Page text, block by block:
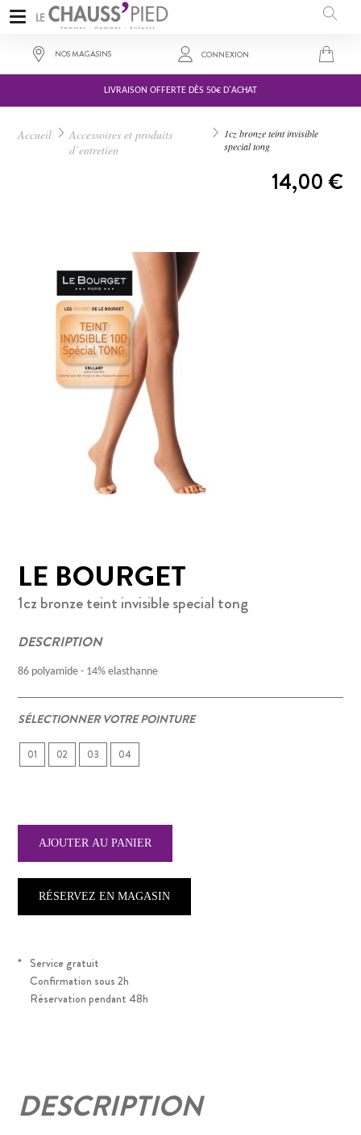
LIVRAISON OFFERTE DÈS 50€ D'ACHAT
NOS MAGASINS CONNEXION
Accueil
Accessoires et produits
d’entretien
1cz bronze teint invisible
special tong
LE BOURGET
1cz bronze teint invisible special tong
DESCRIPTION
86 polyamide - 14% elasthanne
SÉLECTIONNER VOTRE POINTURE
01 02 03 04
RÉSERVEZ EN MAGASIN
* Service gratuit
Confirmation sous 2h
Réservation pendant 48h
14,00 €
DESCRIPTION